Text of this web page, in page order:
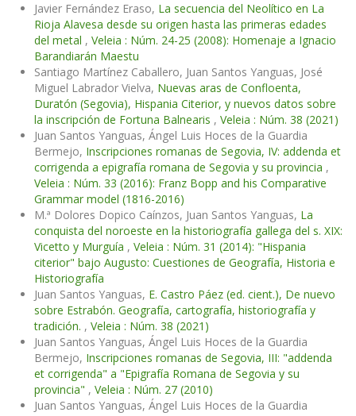
Javier Fernández Eraso, La secuencia del Neolítico en La
Rioja Alavesa desde su origen hasta las primeras edades
del metal , Veleia : Núm. 24-25 (2008): Homenaje a Ignacio
Barandiarán Maestu
Santiago Martínez Caballero, Juan Santos Yanguas, José
Miguel Labrador Vielva, Nuevas aras de Confloenta,
Duratón (Segovia), Hispania Citerior, y nuevos datos sobre
la inscripción de Fortuna Balnearis , Veleia : Núm. 38 (2021)
Juan Santos Yanguas, Ángel Luis Hoces de la Guardia
Bermejo, Inscripciones romanas de Segovia, IV: addenda et
corrigenda a epigrafía romana de Segovia y su provincia ,
Veleia : Núm. 33 (2016): Franz Bopp and his Comparative
Grammar model (1816-2016)
M.ª Dolores Dopico Caínzos, Juan Santos Yanguas, La
conquista del noroeste en la historiografía gallega del s. XIX:
Vicetto y Murguía , Veleia : Núm. 31 (2014): "Hispania
citerior" bajo Augusto: Cuestiones de Geografía, Historia e
Historiografía
Juan Santos Yanguas, E. Castro Páez (ed. cient.), De nuevo
sobre Estrabón. Geografía, cartografía, historiografía y
tradición. , Veleia : Núm. 38 (2021)
Juan Santos Yanguas, Ángel Luis Hoces de la Guardia
Bermejo, Inscripciones romanas de Segovia, III: "addenda
et corrigenda" a "Epigrafía Romana de Segovia y su
provincia" , Veleia : Núm. 27 (2010)
Juan Santos Yanguas, Ángel Luis Hoces de la Guardia